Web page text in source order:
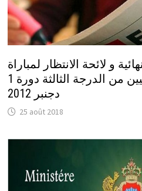
و لائحة الانتظار لمباراة
توظيف متصرفين و تقنيين من الدرجة الثالثة دورة 1
دجنبر 2012
25 août 2018